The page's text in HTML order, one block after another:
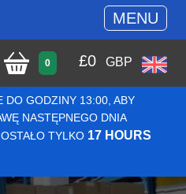
MENU
0 £0 GBP
DO GODZINY 13:00, ABY
NASTĘPNEGO DNIA
TYLKO 17 HOURS